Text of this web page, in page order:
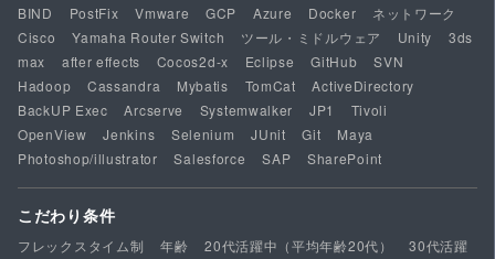
BIND
PostFix Vmware GCP Azure Docker
ネットワーク
Cisco
Yamaha Router Switch ツール・ミドルウェア Unity
3ds
max
after effects Cocos2d-x Eclipse GitHub
SVN
Hadoop
Cassandra Mybatis TomCat
ActiveDirectory
BackUP Exec
Arcserve Systemwalker JP1
Tivoli
OpenView
Jenkins Selenium JUnit Git
Maya
Photoshop/illustrator
Salesforce SAP SharePoint
こだわり条件
フレックスタイム制 年齢 20代活躍中（平均年齢20代）
30代活躍